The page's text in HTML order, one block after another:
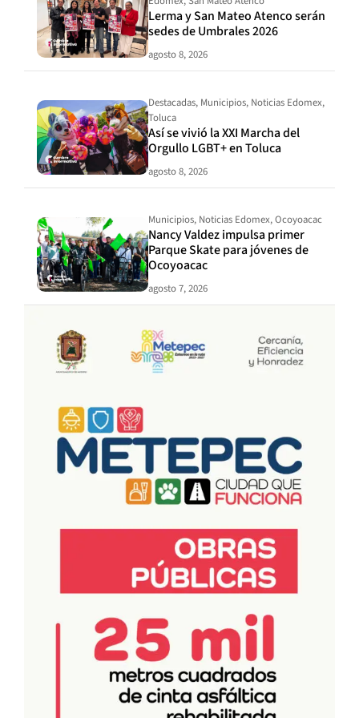
Lerma y San Mateo Atenco serán
sedes de Umbrales 2026
agosto 8, 2026
Destacadas, Municipios, Noticias Edomex,
Toluca
Así se vivió la XXI Marcha del
Orgullo LGBT+ en Toluca
agosto 8, 2026
Municipios, Noticias Edomex,Ocoyoacac
Nancy Valdez impulsa primer
Parque Skate para jóvenes de
Ocoyoacac
agosto 7, 2026